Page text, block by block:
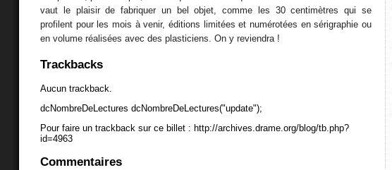
vaut le plaisir de fabriquer un bel objet, comme les 30 centimètres qui se
profilent pour les mois à venir, éditions limitées et numérotées en sérigraphie ou
en volume réalisées avec des plasticiens. On y reviendra !
Trackbacks
Aucun trackback.
dcNombreDeLectures dcNombreDeLectures("update");
Pour faire un trackback sur ce billet : http://archives.drame.org/blog/tb.php?
id=4963
Commentaires